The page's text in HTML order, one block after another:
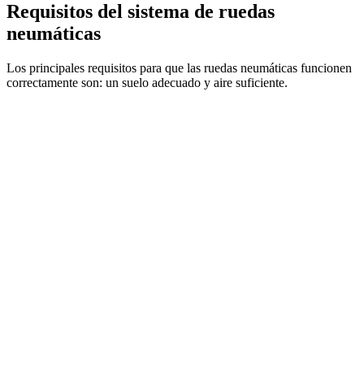
Requisitos del sistema de ruedas
neumáticas
Los principales requisitos para que las ruedas neumáticas funcionen
correctamente son: un suelo adecuado y aire suficiente.